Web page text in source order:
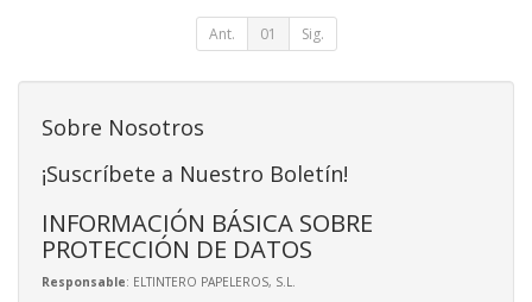
Ant. 01 Sig.
Sobre Nosotros
¡Suscríbete a Nuestro Boletín!
INFORMACIÓN BÁSICA SOBRE
PROTECCIÓN DE DATOS
Responsable: ELTINTERO PAPELEROS, S.L.